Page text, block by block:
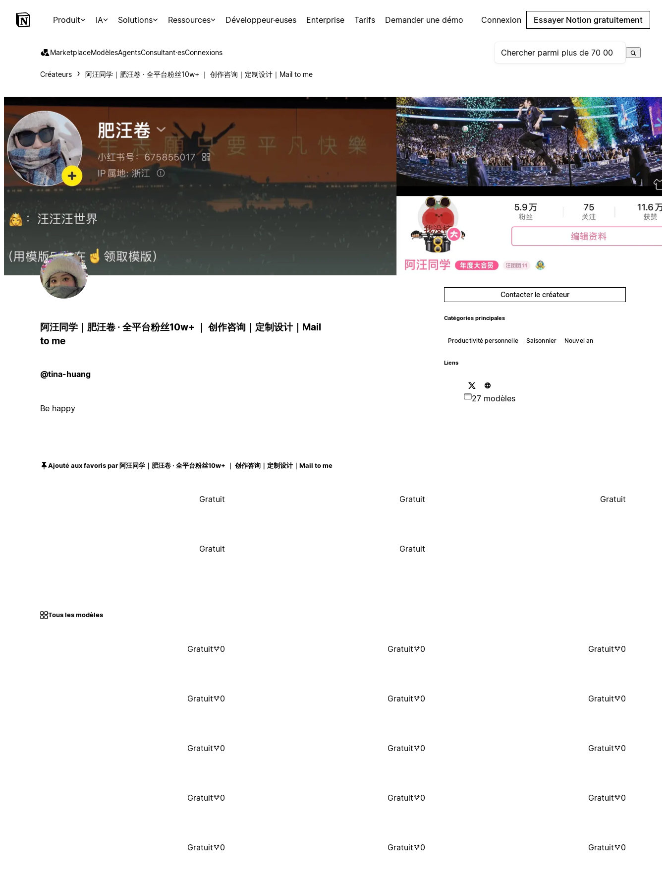
Produit IA Solutions Ressources Développeur·euses Enterprise Tarifs Demander une démo Connexion Essayer Notion gratuitement
MarketplaceModèlesAgentsConsultant·esConnexions
Créateurs 阿汪同学｜肥汪卷 · 全平台粉丝10w+ ｜ 创作咨询｜定制设计｜Mail to me
阿汪同学｜肥汪卷 · 全平台粉丝10w+ ｜ 创作咨询｜定制设计｜Mail
to me
@tina-huang
Be happy
Contacter le créateur
Catégories principales
Productivité personnelle Saisonnier Nouvel an
Liens
27 modèles
Ajouté aux favoris par 阿汪同学｜肥汪卷 · 全平台粉丝10w+ ｜ 创作咨询｜定制设计｜Mail to me
Gratuit Gratuit Gratuit
Gratuit Gratuit
Tous les modèles
Gratuit 0 Gratuit 0 Gratuit 0
Gratuit 0 Gratuit 0 Gratuit 0
Gratuit 0 Gratuit 0 Gratuit 0
Gratuit 0 Gratuit 0 Gratuit 0
Gratuit 0 Gratuit 0 Gratuit 0